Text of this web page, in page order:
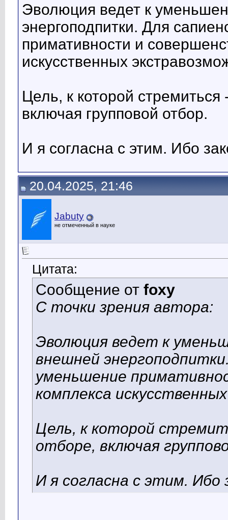
Эволюция ведет к
энергоподпитки. Для
примативности и
искусственных
Цель, к которой
включая групповой отбор.
И я согласна с этим. Ибо
20.04.2025, 21:46
Jabuty
не отмеченный в науке
Цитата:
Сообщение от foxy
С точки зрения автора:
Эволюция ведет к
внешней
уменьшение
комплекса
Цель, к которой
отборе, включая
И я согласна с этим. Ибо